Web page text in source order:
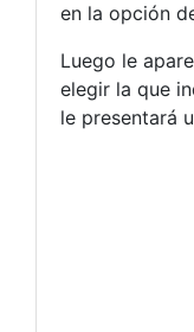
en la opción
Luego le
elegir la que
le presentará